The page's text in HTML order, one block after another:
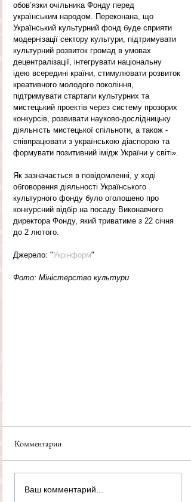
обов’язки очільника Фонду перед
українським народом. Переконана, що
Український культурний фонд буде сприяти
модернізації сектору культури, підтримувати
культурний розвиток громад в умовах
децентралізації, інтегрувати національну
ідею всередині країни, стимулювати розвиток
креативного молодого покоління,
підтримувати стартапи культурних та
мистецький проектів через систему прозорих
конкурсів, розвивати науково-дослідницьку
діяльність мистецької спільноти, а також -
співпрацювати з українською діаспорою та
формувати позитивний імідж України у світі».
Як зазначається в повідомленні, у ході
обговорення діяльності Українського
культурного фонду було оголошено про
конкурсний відбір на посаду Виконавчого
директора Фонду, який триватиме з 22 січня
до 2 лютого.
Джерело: "Укрінформ"
Фото: Міністерство культури
Комментарии
Ваш комментарий...